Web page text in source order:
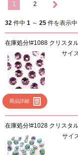
1 2
32 件中 1 ～ 25 件を表示中
在庫処分!#1088 クリスタ
商品詳細
サイ
在庫処分!#1028 クリスタ
サイ